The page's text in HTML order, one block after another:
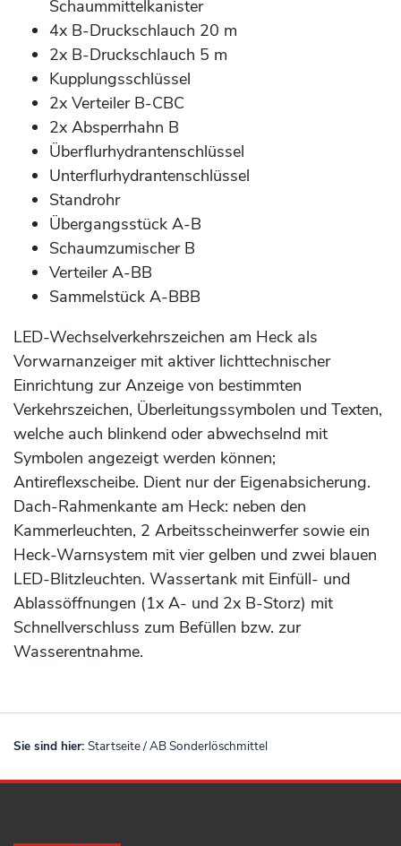
Schaummittelkanister
4x B-Druckschlauch 20 m
2x B-Druckschlauch 5 m
Kupplungsschlüssel
2x Verteiler B-CBC
2x Absperrhahn B
Überflurhydrantenschlüssel
Unterflurhydrantenschlüssel
Standrohr
Übergangsstück A-B
Schaumzumischer B
Verteiler A-BB
Sammelstück A-BBB
LED-Wechselverkehrszeichen am Heck als
Vorwarnanzeiger mit aktiver lichttechnischer
Einrichtung zur Anzeige von bestimmten
Verkehrszeichen, Überleitungssymbolen und Texten,
welche auch blinkend oder abwechselnd mit
Symbolen angezeigt werden können;
Antireflexscheibe. Dient nur der Eigenabsicherung.
Dach-Rahmenkante am Heck: neben den
Kammerleuchten, 2 Arbeitsscheinwerfer sowie ein
Heck-Warnsystem mit vier gelben und zwei blauen
LED-Blitzleuchten. Wassertank mit Einfüll- und
Ablassöffnungen (1x A- und 2x B-Storz) mit
Schnellverschluss zum Befüllen bzw. zur
Wasserentnahme.
Sie sind hier: Startseite/AB Sonderlöschmittel